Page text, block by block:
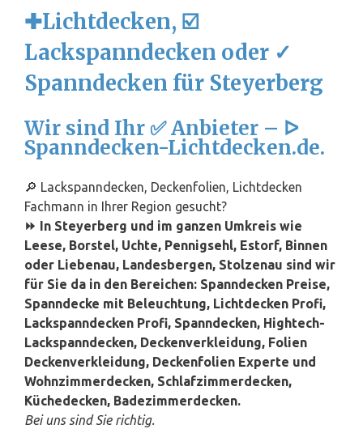
✚Lichtdecken, ☑️
Lackspanndecken oder ✓
Spanndecken für Steyerberg
Wir sind Ihr ✅ Anbieter – ᐅ
Spanndecken-Lichtdecken.de.
🔎 Lackspanndecken, Deckenfolien, Lichtdecken
Fachmann in Ihrer Region gesucht?
⏩ In Steyerberg und im ganzen Umkreis wie
Leese, Borstel, Uchte, Pennigsehl, Estorf, Binnen
oder Liebenau, Landesbergen, Stolzenau sind wir
für Sie da in den Bereichen: Spanndecken Preise,
Spanndecke mit Beleuchtung, Lichtdecken Profi,
Lackspanndecken Profi, Spanndecken, Hightech-
Lackspanndecken, Deckenverkleidung, Folien
Deckenverkleidung, Deckenfolien Experte und
Wohnzimmerdecken, Schlafzimmerdecken,
Küchedecken, Badezimmerdecken.
Bei uns sind Sie richtig.